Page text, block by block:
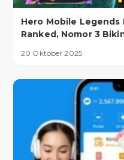
Hero Mobile
Ranked, Nomor 3
20 Oktober 2025